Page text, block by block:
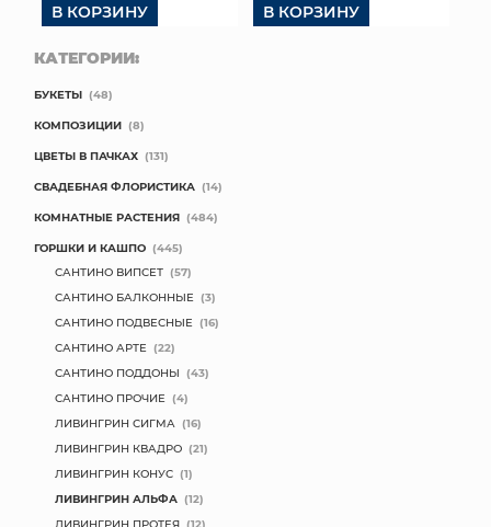
В КОРЗИНУ В КОРЗИНУ
КАТЕГОРИИ:
БУКЕТЫ (48)
КОМПОЗИЦИИ (8)
ЦВЕТЫ В ПАЧКАХ (131)
СВАДЕБНАЯ ФЛОРИСТИКА (14)
КОМНАТНЫЕ РАСТЕНИЯ (484)
ГОРШКИ И КАШПО (445)
САНТИНО ВИПСЕТ (57)
САНТИНО БАЛКОННЫЕ (3)
САНТИНО ПОДВЕСНЫЕ (16)
САНТИНО АРТЕ (22)
САНТИНО ПОДДОНЫ (43)
САНТИНО ПРОЧИЕ (4)
ЛИВИНГРИН СИГМА (16)
ЛИВИНГРИН КВАДРО (21)
ЛИВИНГРИН КОНУС (1)
ЛИВИНГРИН АЛЬФА (12)
ЛИВИНГРИН ПРОТЕЯ (12)